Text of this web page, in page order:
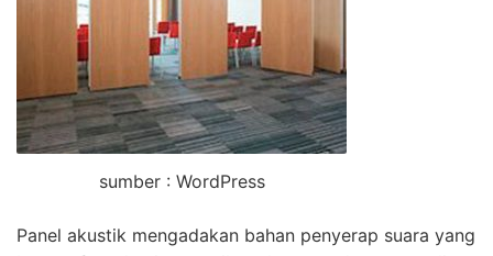
sumber : WordPress
Panel akustik mengadakan bahan penyerap suara yang